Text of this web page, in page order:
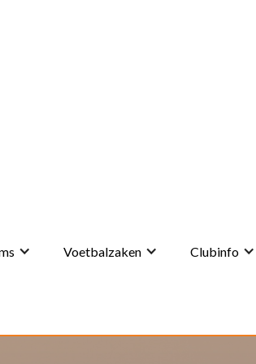
Voetbalzaken Clubinfo